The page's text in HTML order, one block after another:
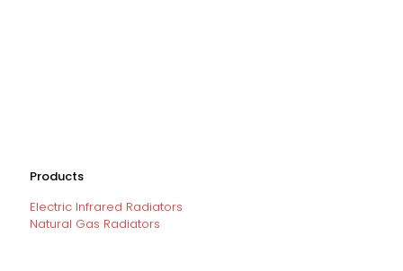
Products
Electric Infrared Radiators
Natural Gas Radiators